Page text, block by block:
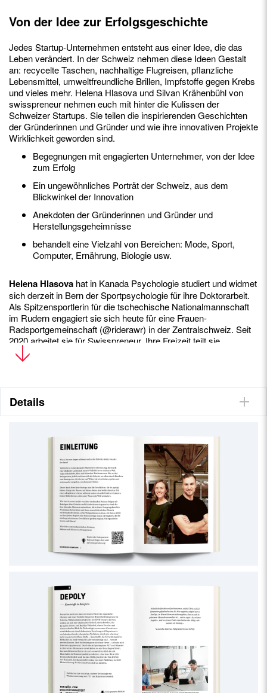
Von der Idee zur Erfolgsgeschichte
Jedes Startup-Unternehmen entsteht aus einer Idee, die das
Leben verändert. In der Schweiz nehmen diese Ideen Gestalt
an: recycelte Taschen, nachhaltige Flugreisen, pflanzliche
Lebensmittel, umweltfreundliche Brillen, Impfstoffe gegen Krebs
und vieles mehr. Helena Hlasova und Silvan Krähenbühl von
swisspreneur nehmen euch mit hinter die Kulissen der
Schweizer Startups. Sie teilen die inspirierenden Geschichten
der Gründerinnen und Gründer und wie ihre innovativen Projekte
Wirklichkeit geworden sind.
Begegnungen mit engagierten Unternehmer, von der Idee
zum Erfolg
Ein ungewöhnliches Porträt der Schweiz, aus dem
Blickwinkel der Innovation
Anekdoten der Gründerinnen und Gründer und
Herstellungsgeheimnisse
behandelt eine Vielzahl von Bereichen: Mode, Sport,
Computer, Ernährung, Biologie usw.
Helena Hlasova hat in Kanada Psychologie studiert und widmet
sich derzeit in Bern der Sportpsychologie für ihre Doktorarbeit.
Als Spitzensportlerin für die tschechische Nationalmannschaft
im Rudern engagiert sie sich heute für eine Frauen-
Radsportgemeinschaft (@riderawr) in der Zentralschweiz. Seit
2020 arbeitet sie für Swisspreneur. Ihre Freizeit teilt sie
zwischen Schnulzromanen und Skitouren oder Radfahren.
gegründet, Gymhopper und piplanning.io. Nun leitet er
Swisspreneur, eine Non-Profit-Organisation, die sich auf die
nicht mit seinen Kollegen von Swisspreneur zusammen ist, geht
er gerne Eishockey spielen oder spielt Catan, Monopoly oder
Details